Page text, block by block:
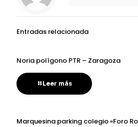
Entradas relacionada
Noria polígono PTR – Zaragoza
Leer más
Marquesina parking colegio «Foro